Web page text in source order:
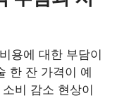
용에 대한 부담이
한 잔 가격이 예
비 감소 현상이